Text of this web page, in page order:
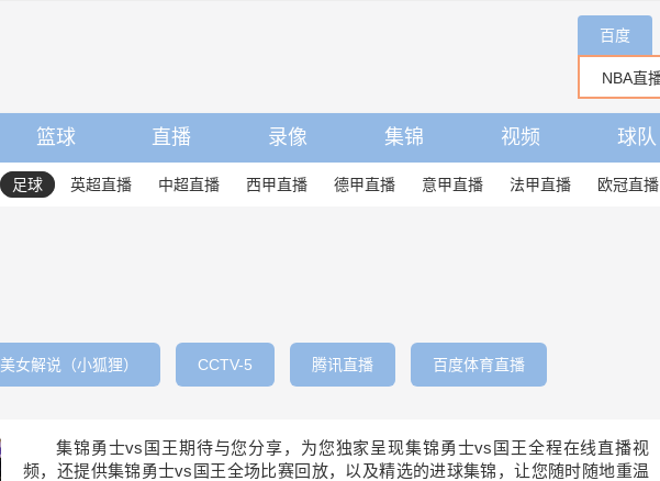
百度
篮球 直播 录像 集锦 视频 球队
足球 英超直播 中超直播 西甲直播 德甲直播 意甲直播 法甲直播 欧冠直播
美女解说（小狐狸） CCTV-5 腾讯直播 百度体育直播
集锦勇士vs国王期待与您分享，为您独家呈现集锦勇士vs国王全程在线直播视
频，还提供集锦勇士vs国王全场比赛回放，以及精选的进球集锦，让您随时随地重温